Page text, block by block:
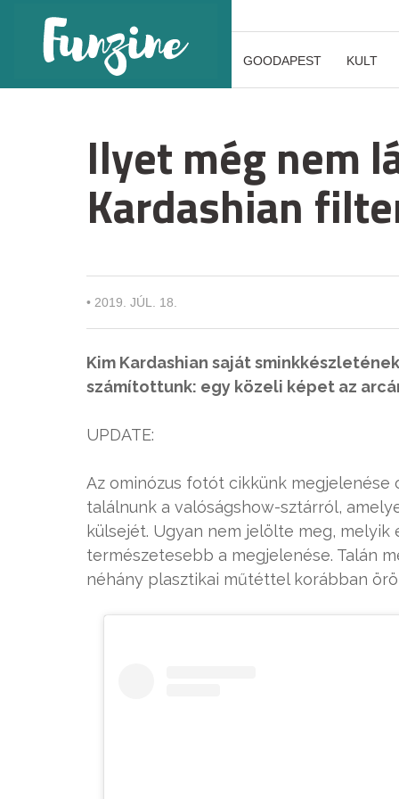
GOODAPEST KULT
Ilyet még nem
Kardashian
• 2019. JÚL. 18.
Kim Kardashian saját
számítottunk: egy közeli képet az
UPDATE:
Az ominózus fotót cikkünk
találnunk a valóságshow-sztárról,
külsejét. Ugyan nem jelölte meg,
természetesebb a megjelenése. Talán
néhány plasztikai műtéttel korábban